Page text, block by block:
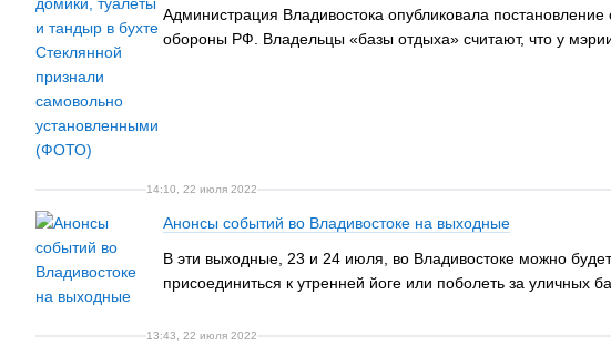
Администрация Владивостока опубликовала
обороны РФ. Владельцы «базы отдыха» считают, что у
14:10, 22 июля 2022
Анонсы событий во Владивостоке на выходные
В эти выходные, 23 и 24 июля, во Владивостоке можно
присоединиться к утренней йоге или поболеть за уличных
13:43, 22 июля 2022